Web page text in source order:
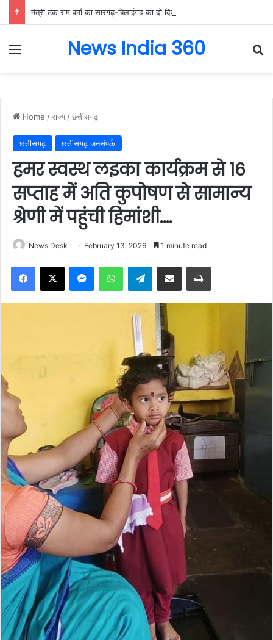
Menu News India 360
Home /राज्य /छत्तीसगढ़
छत्तीसगढ़ छत्तीसगढ़ जनसंपर्क
हमर स्वस्थ लइका कार्यक्रम से 16
सप्ताह में अति कुपोषण से सामान्य
श्रेणी में पहुंची हिमांशी….
News Desk February 13, 2026 1 minute read
Facebook
X MessengerWhatsAppTelegramShare via Email Print